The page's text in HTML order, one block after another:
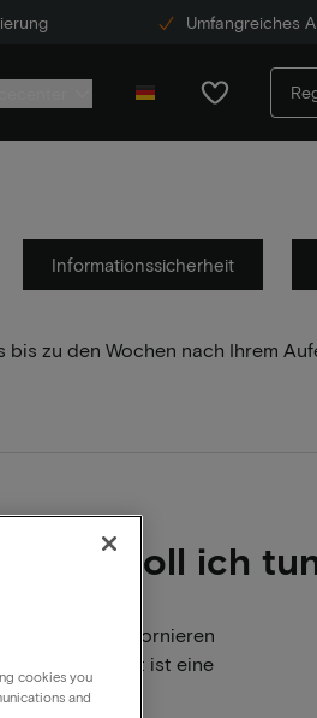
Umfangreiches
Informationssicherheit
zu den Wochen nach Ihrem
was soll ich
stornieren
Ablauf der Frist ist eine
cookies you
and